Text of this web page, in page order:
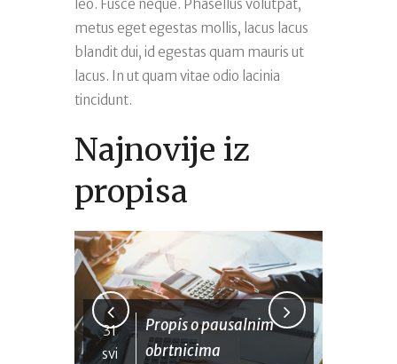
leo. Fusce neque. Phasellus volutpat,
metus eget egestas mollis, lacus lacus
blandit dui, id egestas quam mauris ut
lacus. In ut quam vitae odio lacinia
tincidunt.
Najnovije iz
propisa
31
svi
Propis o pausalnim
obrtnicima